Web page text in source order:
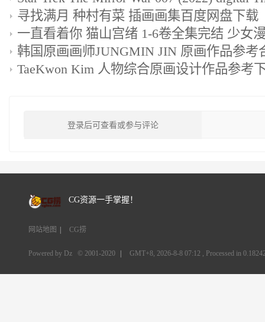
寻找满月 种村有菜 插画画集百度网盘下载
一直看着你 猫山宫绪 1-6卷全集完结 少女
韩国原画画师JUNGMIN JIN 原画作品参考
TaeKwon Kim 人物综合原画设计作品参考
登录后可查看或参与评论
CG资源一手掌握！
网站地图 CG捞
Powered by Dz © 2001-2020 GMT+8, 2026-8-8 07:12 , Processed in